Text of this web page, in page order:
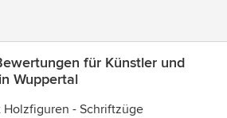
für Künstler und
Wuppertal
Holzfiguren - Schriftzüge